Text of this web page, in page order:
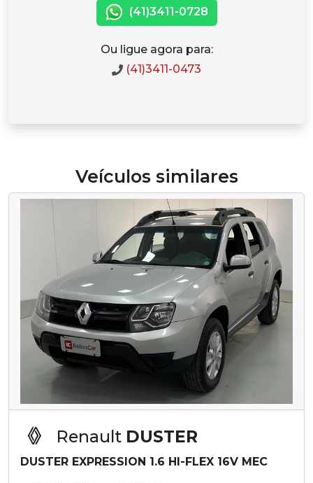
(41)3411-0728
Ou ligue agora para:
(41)3411-0473
Veículos similares
Renault DUSTER
DUSTER EXPRESSION 1.6 HI-FLEX 16V MEC